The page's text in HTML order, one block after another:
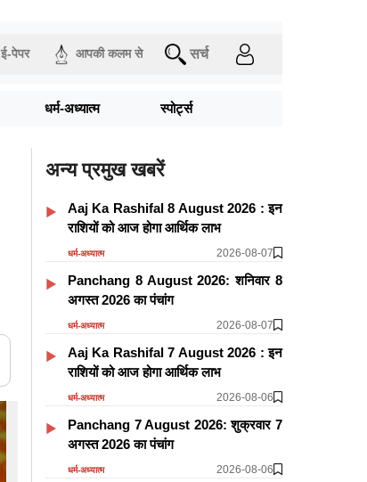
ई-पेपर आपकी कलम से सर्च
धर्म-अध्यात्म स्पोर्ट्स
अन्य प्रमुख खबरें
Aaj Ka Rashifal 8 August 2026 : इन
राशियों को आज होगा आर्थिक लाभ
धर्म-अध्यात्म 2026-08-07
Panchang 8 August 2026: शनिवार 8
अगस्त 2026 का पंचांग
धर्म-अध्यात्म 2026-08-07
Aaj Ka Rashifal 7 August 2026 : इन
राशियों को आज होगा आर्थिक लाभ
धर्म-अध्यात्म 2026-08-06
Panchang 7 August 2026: शुक्रवार 7
अगस्त 2026 का पंचांग
धर्म-अध्यात्म 2026-08-06